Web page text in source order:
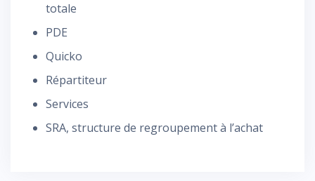
totale
PDE
Quicko
Répartiteur
Services
SRA, structure de regroupement à l’achat